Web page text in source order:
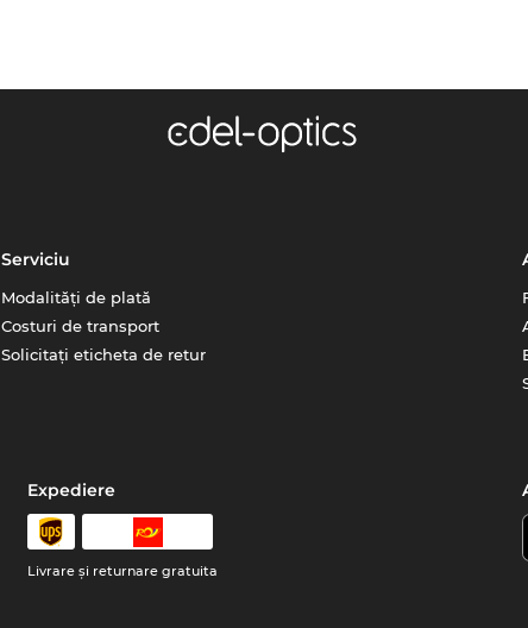
Serviciu
Modalități de plată
Costuri de transport
Solicitați eticheta de retur
Expediere
Livrare şi returnare gratuita